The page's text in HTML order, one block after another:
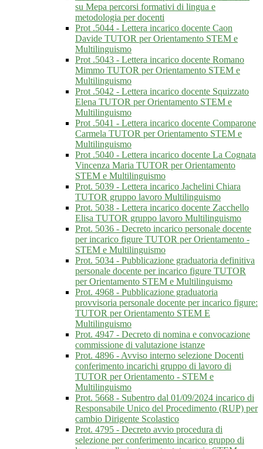
su Mepa percorsi formativi di lingua e
metodologia per docenti
Prot .5044 - Lettera incarico docente Caon
Davide TUTOR per Orientamento STEM e
Multilinguismo
Prot .5043 - Lettera incarico docente Romano
Mimmo TUTOR per Orientamento STEM e
Multilinguismo
Prot .5042 - Lettera incarico docente Squizzato
Elena TUTOR per Orientamento STEM e
Multilinguismo
Prot .5041 - Lettera incarico docente Comparone
Carmela TUTOR per Orientamento STEM e
Multilinguismo
Prot .5040 - Lettera incarico docente La Cognata
Vincenza Maria TUTOR per Orientamento
STEM e Multilinguismo
Prot. 5039 - Lettera incarico Jachelini Chiara
TUTOR gruppo lavoro Multilinguismo
Prot. 5038 - Lettera incarico docente Zacchello
Elisa TUTOR gruppo lavoro Multilinguismo
Prot. 5036 - Decreto incarico personale docente
per incarico figure TUTOR per Orientamento -
STEM e Multilinguismo
Prot. 5034 - Pubblicazione graduatoria definitiva
personale docente per incarico figure TUTOR
per Orientamento STEM e Multilinguismo
Prot. 4968 - Pubblicazione graduatoria
provvisoria personale docente per incarico figure:
TUTOR per Orientamento STEM E
Multilinguismo
Prot. 4947 - Decreto di nomina e convocazione
commissione di valutazione istanze
Prot. 4896 - Avviso interno selezione Docenti
conferimento incarichi gruppo di lavoro di
TUTOR per Orientamento - STEM e
Multilinguismo
Prot. 5668 - Subentro dal 01/09/2024 incarico di
Responsabile Unico del Procedimento (RUP) per
cambio Dirigente Scolastico
Prot. 4795 - Decreto avvio procedura di
selezione per conferimento incarico gruppo di